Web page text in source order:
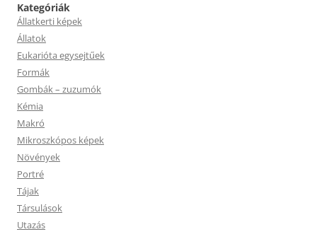
Kategóriák
Állatkerti képek
Állatok
Eukarióta egysejtűek
Formák
Gombák – zuzumók
Kémia
Makró
Mikroszkópos képek
Növények
Portré
Tájak
Társulások
Utazás